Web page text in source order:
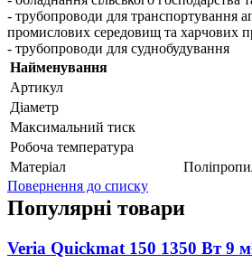
- трубопроводи для транспортування
промислових середовищ та харчових
- трубопроводи для суднобудування
Найменування
Артикул
Діаметр
Максимальний тиск
Робоча температура
Матеріал
Повернення до списку
Популярні товари
Veria Quickmat 150 1350 Вт 9